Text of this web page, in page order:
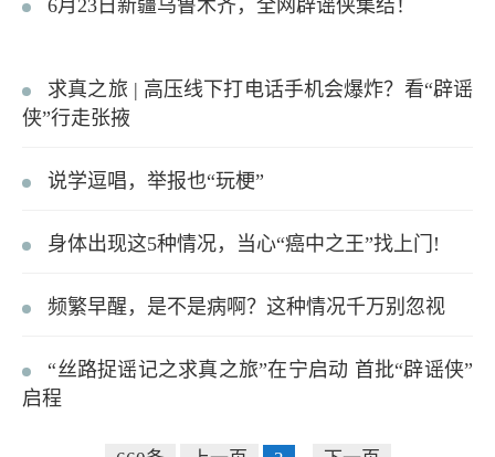
6月23日新疆乌鲁木齐，全网辟谣侠集结！
求真之旅 | 高压线下打电话手机会爆炸？看“辟谣
侠”行走张掖
说学逗唱，举报也“玩梗”
身体出现这5种情况，当心“癌中之王”找上门!
频繁早醒，是不是病啊？这种情况千万别忽视
“丝路捉谣记之求真之旅”在宁启动 首批“辟谣侠”
启程